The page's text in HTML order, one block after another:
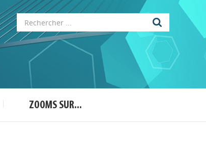
ZOOMS SUR...
Appels à projets
Déposer une actu !
Accéder à son compte - (Se